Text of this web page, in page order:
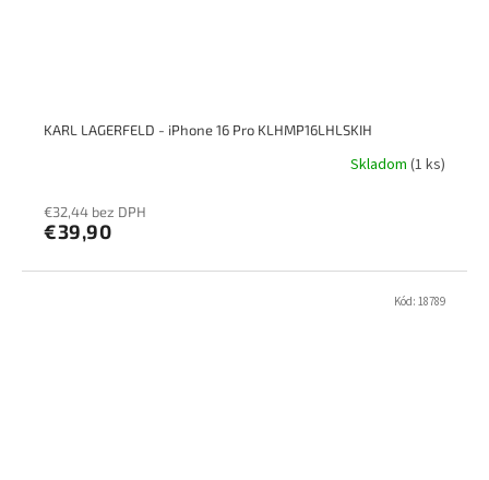
KARL LAGERFELD - iPhone 16 Pro KLHMP16LHLSKIH
Skladom (1 ks)
€32,44 bez DPH
€39,90
Kód: 18789